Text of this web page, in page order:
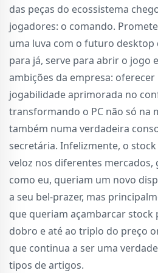
das peças do ecossistema
jogadores: o comando.
uma luva com o futuro desktop
para já, serve para abrir o jogo
ambições da empresa:
jogabilidade aprimorada no
transformando o PC não só na
também numa verdadeira
secretária. Infelizmente, o
veloz nos diferentes mercados,
como eu, queriam um novo
a seu bel-prazer, mas
que queriam açambarcar stock
dobro e até ao triplo do preço
que continua a ser uma
tipos de artigos.